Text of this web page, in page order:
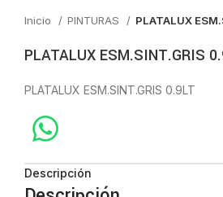
Inicio PINTURAS PLATALUX
PLATALUX ESM.SINT.GRIS
PLATALUX ESM.SINT.GRIS 0.9LT
Descripción